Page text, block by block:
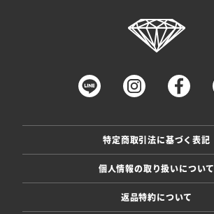
特定商取引法に基づく表記
個人情報の取り扱いについて
返品特約について